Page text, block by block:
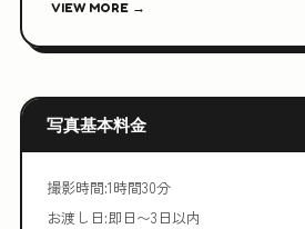
VIEW MORE →
写真基本料金
撮影時間:1時間30分
お渡し日:即日〜3日以内